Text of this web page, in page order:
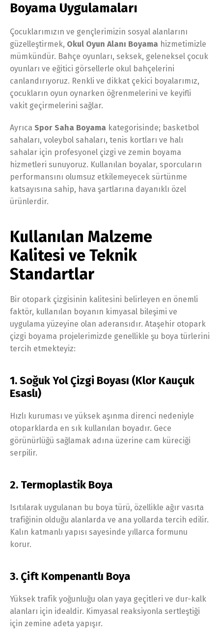
Boyama Uygulamaları
Çocuklarımızın ve gençlerimizin sosyal alanlarını
güzelleştirmek, Okul Oyun Alanı Boyama hizmetimizle
mümkündür. Bahçe oyunları, seksek, geleneksel çocuk
oyunları ve eğitici görsellerle okul bahçelerini
canlandırıyoruz. Renkli ve dikkat çekici boyalarımız,
çocukların oyun oynarken öğrenmelerini ve keyifli
vakit geçirmelerini sağlar.
Ayrıca Spor Saha Boyama kategorisinde; basketbol
sahaları, voleybol sahaları, tenis kortları ve halı
sahalar için profesyonel çizgi ve zemin boyama
hizmetleri sunuyoruz. Kullanılan boyalar, sporcuların
performansını olumsuz etkilemeyecek sürtünme
katsayısına sahip, hava şartlarına dayanıklı özel
ürünlerdir.
Kullanılan Malzeme
Kalitesi ve Teknik
Standartlar
Bir otopark çizgisinin kalitesini belirleyen en önemli
faktör, kullanılan boyanın kimyasal bileşimi ve
uygulama yüzeyine olan aderansıdır. Ataşehir otopark
çizgi boyama projelerimizde genellikle şu boya türlerini
tercih etmekteyiz:
1. Soğuk Yol Çizgi Boyası (Klor Kauçuk
Esaslı)
Hızlı kuruması ve yüksek aşınma direnci nedeniyle
otoparklarda en sık kullanılan boyadır. Gece
görünürlüğü sağlamak adına üzerine cam küreciği
serpilir.
2. Termoplastik Boya
Isıtılarak uygulanan bu boya türü, özellikle ağır vasıta
trafiğinin olduğu alanlarda ve ana yollarda tercih edilir.
Kalın katmanlı yapısı sayesinde yıllarca formunu
korur.
3. Çift Kompenantlı Boya
Yüksek trafik yoğunluğu olan yaya geçitleri ve dur-kalk
alanları için idealdir. Kimyasal reaksiyonla sertleştiği
için zemine adeta yapışır.